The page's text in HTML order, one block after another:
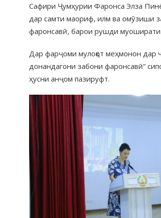
Сафири Ҷумҳурии Фаронса Элза
дар самти маориф, илм ва омӯзиши
фаронсавӣ, барои рушди муоширати
Дар фарҷоми мулоқот меҳмонон дар
донандагони забони фаронсавӣ”
ҳусни анҷом пазируфт.